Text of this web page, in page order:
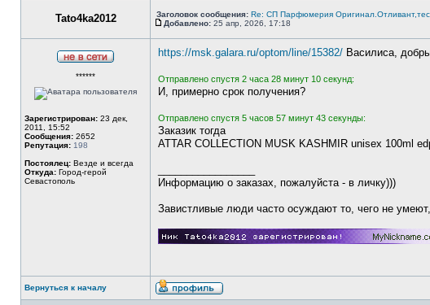
Tato4ka2012 Заголовок сообщения: Re: СП Парфюмерия
Сообщение
Добавлено: 25 апр, 2026, 17:18
******
Зарегистрирован: 23 дек,
2011, 15:52
Сообщения: 2652
Репутация: 198
Постоялец: Везде и всегда
Откуда: Город-герой
Севастополь
https://msk.galara.ru/optom/line/15382/ Василиса,
Отправлено спустя 2 часа 28 минут 10 секунд:
И, примерно срок получения?
Отправлено спустя 5 часов 57 минут 43 секунды:
Заказик тогда
ATTAR COLLECTION MUSK KASHMIR unisex 100ml
Информацию о заказах, пожалуйста - в личку)))
Завистливые люди часто осуждают то, чего не
Вернуться к началу
Профиль